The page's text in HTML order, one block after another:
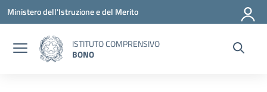
Vai ai contenuti
Vai al menu di navigazione
Vai al footer
Ministero dell'Istruzione e del Merito
ISTITUTO COMPRENSIVO
BONO